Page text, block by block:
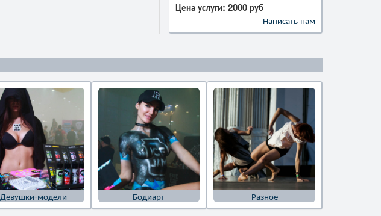
Цена услуги: 2000 руб
Написать нам
Девушки-модели Бодиарт Разное